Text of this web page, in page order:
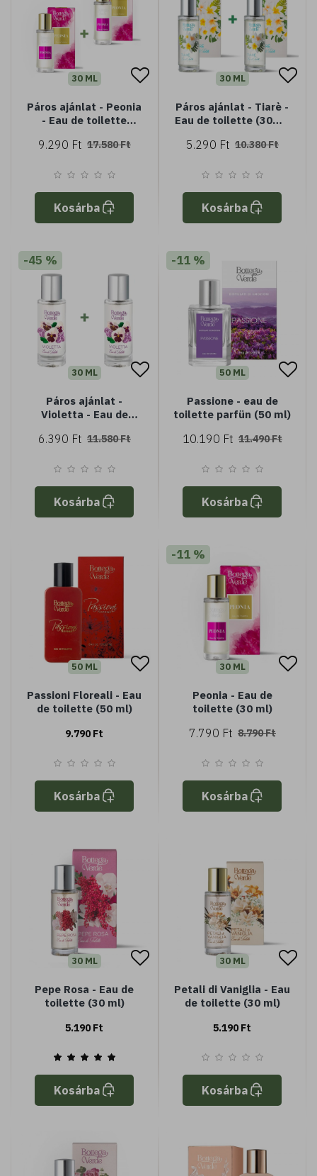
30 ML
Páros ajánlat - Peonia
- Eau de toilette
9.290 Ft 17.580 Ft
Kosárba
30 ML
Páros ajánlat - Tiarè -
Eau de toilette (30ml-
5.290 Ft 10.380 Ft
Kosárba
-45 %
30 ML
Páros ajánlat -
Violetta - Eau de
6.390 Ft 11.580 Ft
Kosárba
-11 %
50 ML
Passione - eau de
toilette parfün (50 ml)
10.190 Ft 11.490 Ft
Kosárba
50 ML
Passioni Floreali - Eau
de toilette (50 ml)
9.790 Ft
Kosárba
-11 %
30 ML
Peonia - Eau de
toilette (30 ml)
7.790 Ft 8.790 Ft
Kosárba
30 ML
Pepe Rosa - Eau de
toilette (30 ml)
5.190 Ft
Kosárba
30 ML
Petali di Vaniglia - Eau
de toilette (30 ml)
5.190 Ft
Kosárba